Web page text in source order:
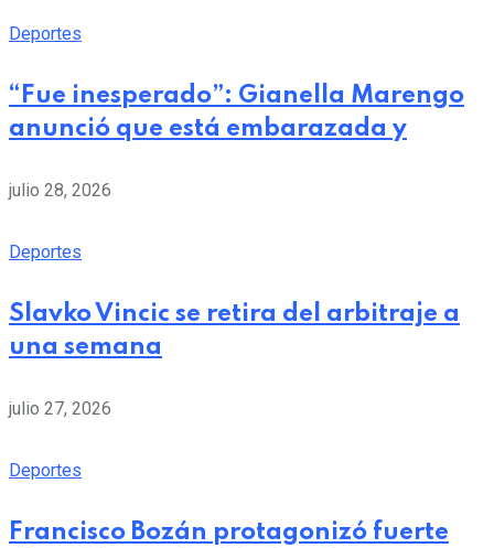
Deportes
“Fue inesperado”: Gianella Marengo
anunció que está embarazada y
julio 28, 2026
Deportes
Slavko Vincic se retira del arbitraje a
una semana
julio 27, 2026
Deportes
Francisco Bozán protagonizó fuerte